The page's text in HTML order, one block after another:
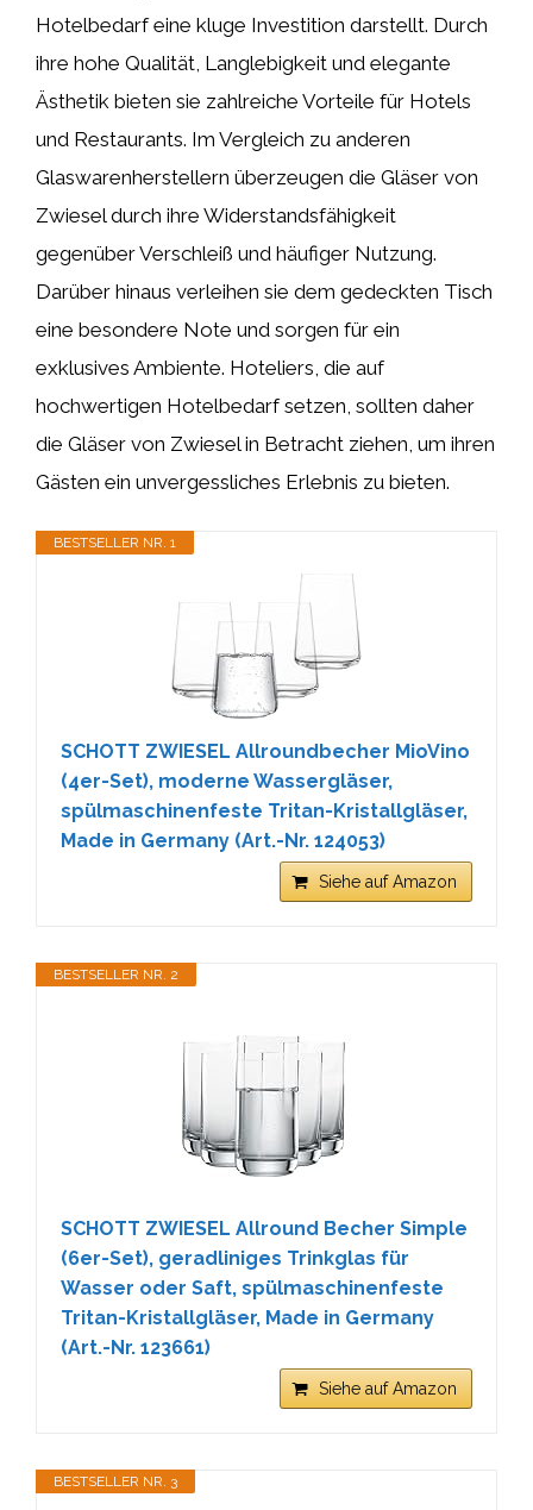
Hotelbedarf eine kluge Investition darstellt. Durch
ihre hohe Qualität, Langlebigkeit und elegante
Ästhetik bieten sie zahlreiche Vorteile für Hotels
und Restaurants. Im Vergleich zu anderen
Glaswarenherstellern überzeugen die Gläser von
Zwiesel durch ihre Widerstandsfähigkeit
gegenüber Verschleiß und häufiger Nutzung.
Darüber hinaus verleihen sie dem gedeckten Tisch
eine besondere Note und sorgen für ein
exklusives Ambiente. Hoteliers, die auf
hochwertigen Hotelbedarf setzen, sollten daher
die Gläser von Zwiesel in Betracht ziehen, um ihren
Gästen ein unvergessliches Erlebnis zu bieten.
BESTSELLER NR. 1
SCHOTT ZWIESEL Allroundbecher MioVino
(4er-Set), moderne Wassergläser,
spülmaschinenfeste Tritan-Kristallgläser,
Made in Germany (Art.-Nr. 124053)
Siehe auf Amazon
BESTSELLER NR. 2
SCHOTT ZWIESEL Allround Becher Simple
(6er-Set), geradliniges Trinkglas für
Wasser oder Saft, spülmaschinenfeste
Tritan-Kristallgläser, Made in Germany
(Art.-Nr. 123661)
Siehe auf Amazon
BESTSELLER NR. 3